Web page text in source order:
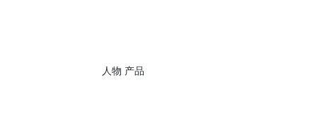
人物 产品